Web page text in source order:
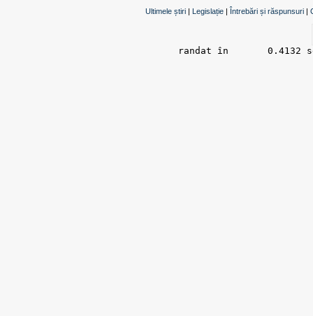
Ultimele știri | Legislație | Întrebări și răspunsuri |
randat în